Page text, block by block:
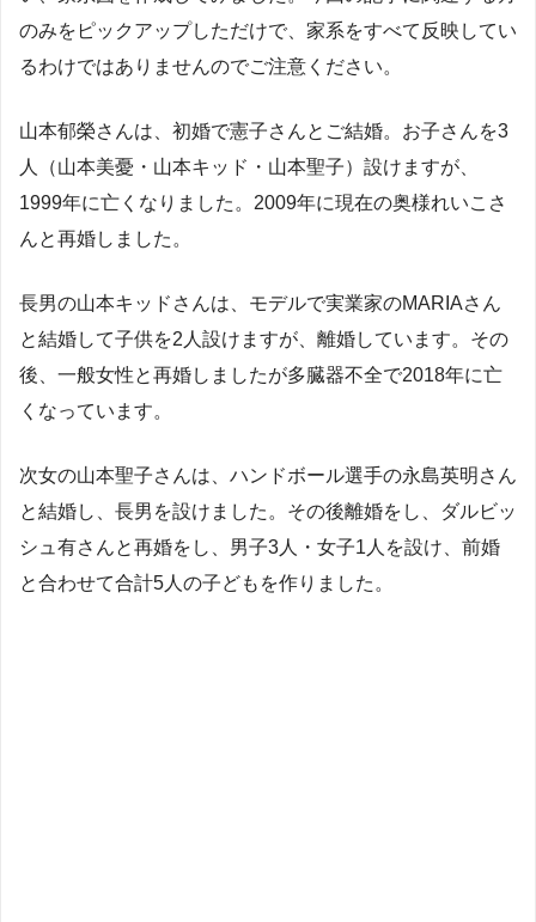
のみをピックアップしただけで、家系をすべて反映してい
るわけではありませんのでご注意ください。
山本郁榮さんは、初婚で憲子さんとご結婚。お子さんを3
人（山本美憂・山本キッド・山本聖子）設けますが、
1999年に亡くなりました。2009年に現在の奥様れいこさ
んと再婚しました。
長男の山本キッドさんは、モデルで実業家のMARIAさん
と結婚して子供を2人設けますが、離婚しています。その
後、一般女性と再婚しましたが多臓器不全で2018年に亡
くなっています。
次女の山本聖子さんは、ハンドボール選手の永島英明さん
と結婚し、長男を設けました。その後離婚をし、ダルビッ
シュ有さんと再婚をし、男子3人・女子1人を設け、前婚
と合わせて合計5人の子どもを作りました。